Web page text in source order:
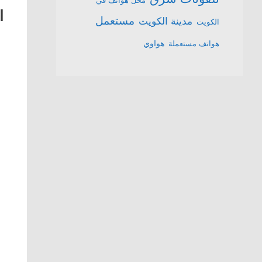
الكويت مدينة الكويت مستعمل
هواتف مستعملة هواوي